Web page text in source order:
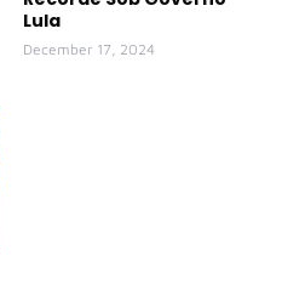
Lula
December 17, 2024